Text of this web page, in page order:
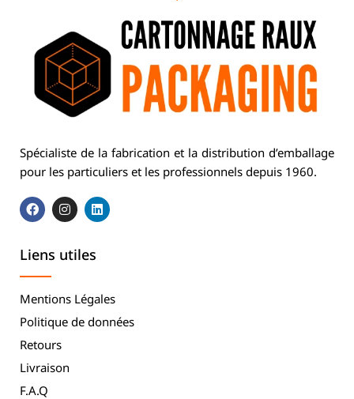
Spécialiste de la fabrication et la distribution d’emballage
pour les particuliers et les professionnels depuis 1960.
Liens utiles
Mentions Légales
Politique de données
Retours
Livraison
F.A.Q